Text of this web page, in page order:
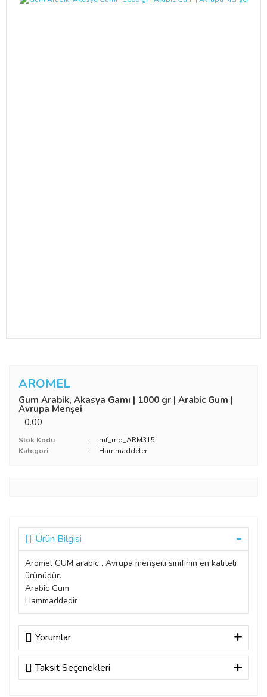
AROMEL
Gum Arabik, Akasya Gamı | 1000 gr | Arabic Gum |
Avrupa Menşei
0.00
Stok Kodu
mf_mb_ARM315
Kategori
Hammaddeler
Ürün Bilgisi
Aromel GUM arabic , Avrupa menşeili sınıfının en kaliteli
ürünüdür.
Arabic Gum
Hammaddedir
Yorumlar
Bu ürüne ilk yorumu siz yapın!
Taksit Seçenekleri